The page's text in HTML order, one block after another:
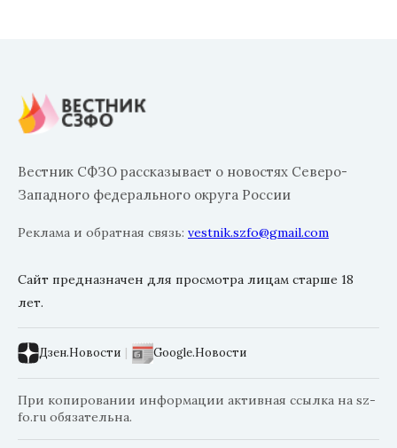
Вестник СФЗО рассказывает о новостях Северо-
Западного федерального округа России
Реклама и обратная связь: vestnik.szfo@gmail.com
Сайт предназначен для просмотра лицам старше 18
лет.
Дзен.Новости | Google.Новости
При копировании информации активная ссылка на sz-
fo.ru обязательна.